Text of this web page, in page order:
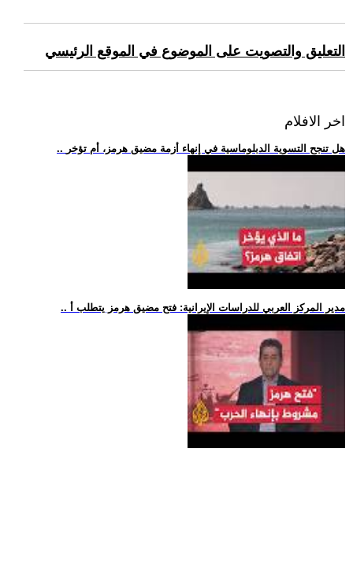
التعليق والتصويت على الموضوع في الموقع الرئيسي
اخر الافلام
.. هل تنجح التسوية الدبلوماسية في إنهاء أزمة مضيق هرمز، أم تؤخر
.. مدير المركز العربي للدراسات الإيرانية: فتح مضيق هرمز يتطلب أ